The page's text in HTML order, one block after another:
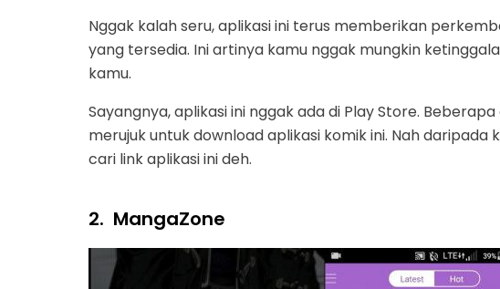
Nggak kalah seru, aplikasi ini terus memberikan
yang tersedia. Ini artinya kamu nggak mungkin
kamu.
Sayangnya, aplikasi ini nggak ada di Play Store.
merujuk untuk download aplikasi komik ini. Nah daripada
cari link aplikasi ini deh.
2. MangaZone